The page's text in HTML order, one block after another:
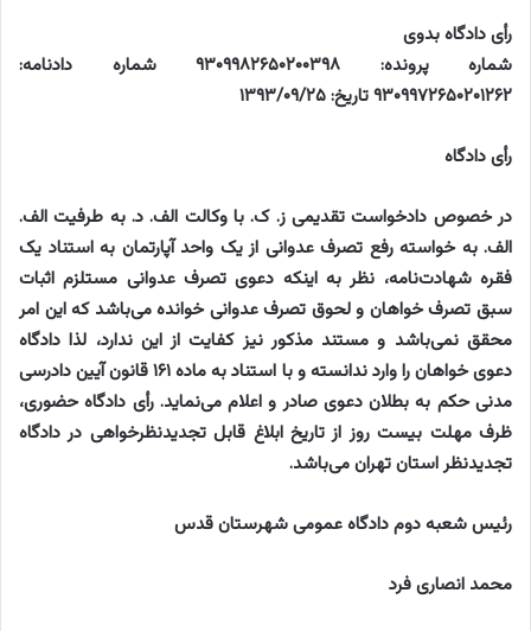
رأی دادگاه بدوی
شماره پرونده: ۹۳۰۹۹۸۲۶۵۰۲۰۰۳۹۸ شماره دادنامه:
۹۳۰۹۹۷۲۶۵۰۲۰۱۲۶۲ تاریخ: ۱۳۹۳/۰۹/۲۵
رأی دادگاه
در خصوص دادخواست تقدیمی ز. ک. با وکالت الف. د. به طرفیت الف.
الف. به خواسته رفع تصرف عدوانی از یک واحد آپارتمان به استناد یک
فقره شهادت‌نامه، نظر به اینکه دعوی تصرف عدوانی مستلزم اثبات
سبق تصرف خواهان و لحوق تصرف عدوانی خوانده می‌باشد که این امر
محقق نمی‌باشد و مستند مذکور نیز کفایت از این ندارد، لذا دادگاه
دعوی خواهان را وارد ندانسته و با استناد به ماده ۱۶۱ قانون آیین دادرسی
مدنی حکم به بطلان دعوی صادر و اعلام می‌نماید. رأی دادگاه حضوری،
ظرف مهلت بیست روز از تاریخ ابلاغ قابل تجدیدنظرخواهی در دادگاه
تجدیدنظر استان تهران می‌باشد.
رئیس شعبه دوم دادگاه عمومی شهرستان قدس
محمد انصاری فرد